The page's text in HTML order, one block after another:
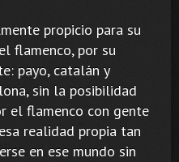
propicio para su
flamenco, por su
payo, catalán y
sin la posibilidad
el flamenco con gente
realidad propia tan
en ese mundo sin